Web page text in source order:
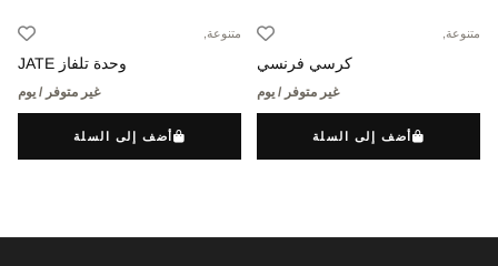
متنوعة,
كرسي فرنسي
غير متوفر / يوم
أضف إلى السلة
متنوعة,
وحدة تلفاز JATE
غير متوفر / يوم
أضف إلى السلة